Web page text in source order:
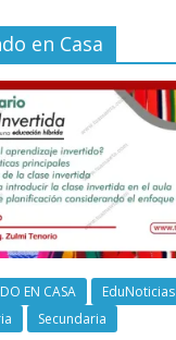
en Casa
EN CASA EduNoticias
Secundaria